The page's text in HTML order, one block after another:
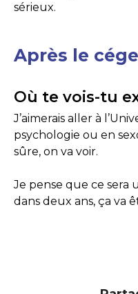
sérieux.
Après le
Où te vois-tu
J’aimerais aller à
psychologie ou en
sûre, on va voir.
Je pense que ce sera
dans deux ans, ça va